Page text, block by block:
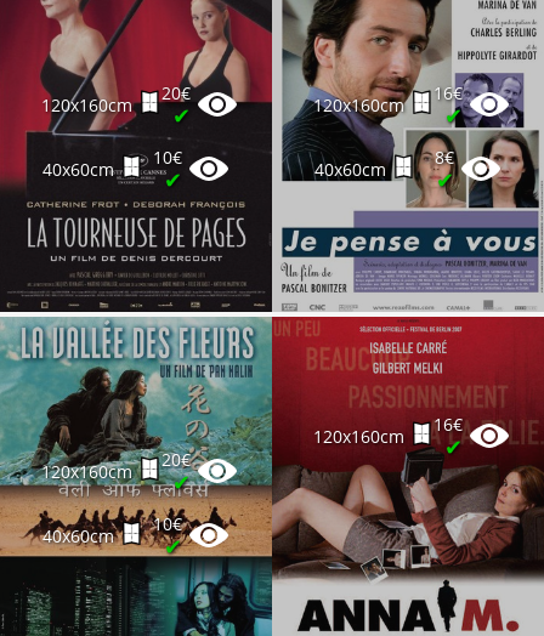
120x160cm
20€
✔
40x60cm
10€
✔
120x160cm
16€
✔
40x60cm
8€
✔
120x160cm
20€
✔
40x60cm
10€
✔
120x160cm
16€
✔